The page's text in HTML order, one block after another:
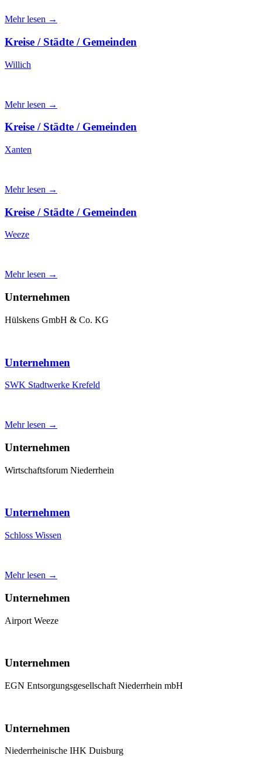
Mehr lesen →
Kreise / Städte / Gemeinden
Willich
Mehr lesen →
Kreise / Städte / Gemeinden
Xanten
Mehr lesen →
Kreise / Städte / Gemeinden
Weeze
Mehr lesen →
Unternehmen
Hülskens GmbH & Co. KG
Unternehmen
SWK Stadtwerke Krefeld
Mehr lesen →
Unternehmen
Wirtschaftsforum Niederrhein
Unternehmen
Schloss Wissen
Mehr lesen →
Unternehmen
Airport Weeze
Unternehmen
EGN Entsorgungsgesellschaft Niederrhein mbH
Unternehmen
Niederrheinische IHK Duisburg